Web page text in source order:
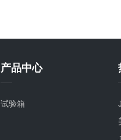
产品中心
试验箱